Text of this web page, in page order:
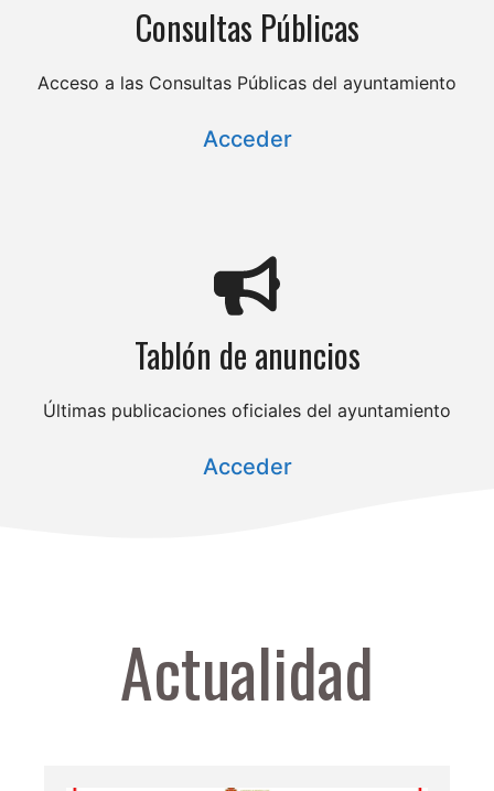
Consultas Públicas
Acceso a las Consultas Públicas del ayuntamiento
Acceder
Tablón de anuncios
Últimas publicaciones oficiales del ayuntamiento
Acceder
Actualidad